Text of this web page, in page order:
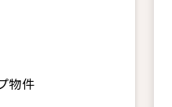
物件